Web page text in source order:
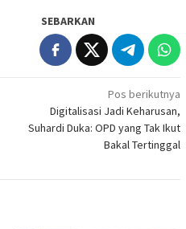
SEBARKAN
Pos berikutnya
Digitalisasi Jadi Keharusan,
Suhardi Duka: OPD yang Tak Ikut
Bakal Tertinggal